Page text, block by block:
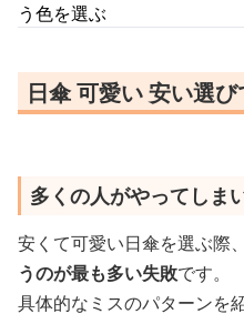
う色を選ぶ
日傘 可愛い 安い選
多くの人がやってしま
安くて可愛い日傘を選ぶ際、
うのが最も多い失敗です。
具体的なミスのパターンを